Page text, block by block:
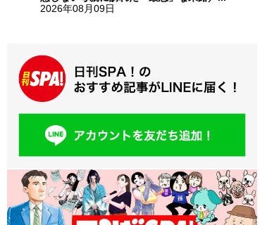
2026年08月09日